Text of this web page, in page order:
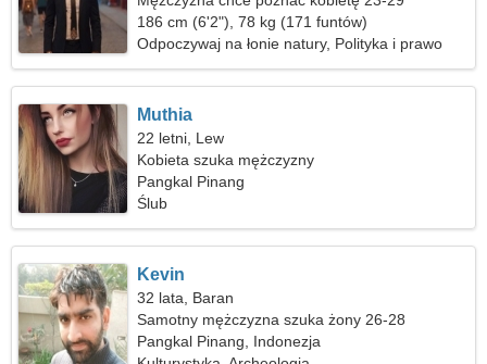
186 cm (6'2"), 78 kg (171 funtów)
Odpoczywaj na łonie natury, Polityka i prawo
Muthia
22 letni, Lew
Kobieta szuka mężczyzny
Pangkal Pinang
Ślub
Kevin
32 lata, Baran
Samotny mężczyzna szuka żony 26-28
Pangkal Pinang, Indonezja